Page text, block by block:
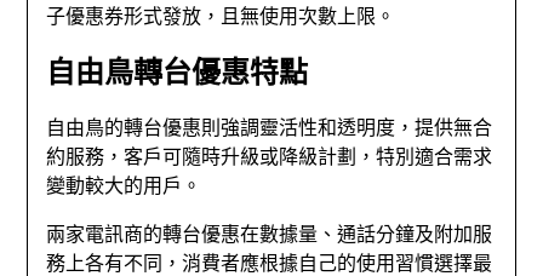
子優惠券形式發放，且無使用次數上限。
自由鳥轉台優惠特點
自由鳥的轉台優惠則強調靈活性和透明度，提供無合
約服務，客戶可隨時升級或降級計劃，特別適合需求
變動較大的用戶。
兩家電訊商的轉台優惠在數據量、通話分鐘及附加服
務上各有不同，消費者應根據自己的使用習慣選擇最